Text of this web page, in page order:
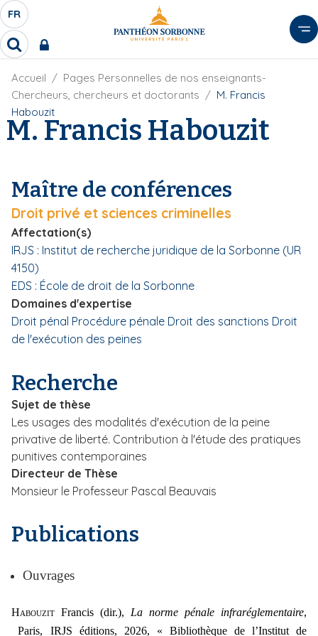
A
l
l
e
S
É
L
E
C
T
E
U
E
L
A
N
G
F
R
FR
R
c
h
e
r
c
r
F
i
d
'
A
a
n
e
Accueil
Pages Personnelles de nos enseignants-
Chercheurs, chercheurs et doctorants
M. Francis
Habouzit
M. Francis Habouzit
Maître de conférences
Droit privé et sciences criminelles
Affectation(s)
IRJS : Institut de recherche juridique de la Sorbonne (UR
4150)
EDS : École de droit de la Sorbonne
Domaines d'expertise
Droit pénal Procédure pénale Droit des sanctions Droit
de l'exécution des peines
Recherche
Sujet de thèse
Les usages des modalités d'exécution de la peine
privative de liberté. Contribution à l'étude des pratiques
punitives contemporaines
Directeur de Thèse
Monsieur le Professeur Pascal Beauvais
Publications
Ouvrages
Habouzit Francis (dir.), La norme pénale infraréglementaire,
Paris, IRJS éditions, 2026, « Bibliothèque de l’Institut de